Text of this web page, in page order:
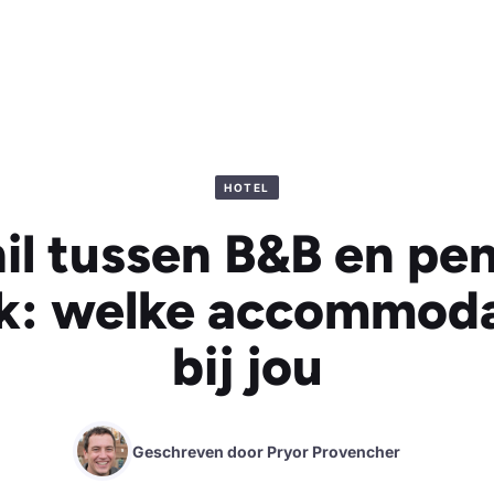
HOTEL
tussen B&B en
welke
bij jou
Geschreven door Pryor Provencher